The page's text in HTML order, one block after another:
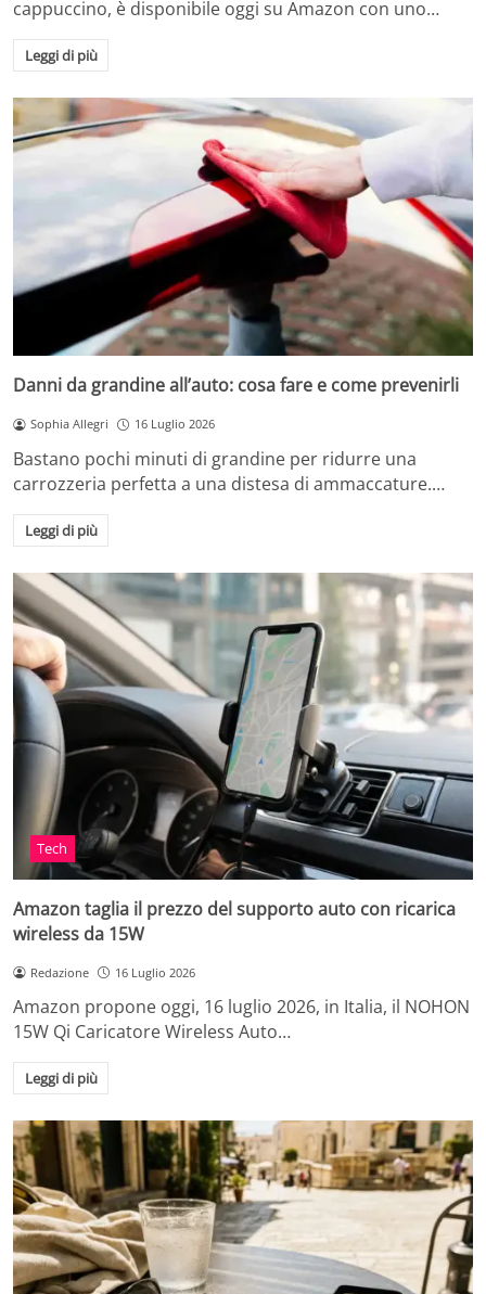
cappuccino, è disponibile oggi su Amazon con uno…
Leggi di più
Danni da grandine all’auto: cosa fare e come prevenirli
Sophia Allegri 16 Luglio 2026
Bastano pochi minuti di grandine per ridurre una
carrozzeria perfetta a una distesa di ammaccature.…
Leggi di più
Tech
Amazon taglia il prezzo del supporto auto con ricarica
wireless da 15W
Redazione 16 Luglio 2026
Amazon propone oggi, 16 luglio 2026, in Italia, il NOHON
15W Qi Caricatore Wireless Auto…
Leggi di più